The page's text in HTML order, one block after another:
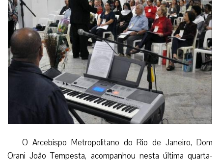
O Arcebispo Metropolitano do Rio de Janeiro, Dom
Orani João Tempesta, acompanhou nesta última quarta-